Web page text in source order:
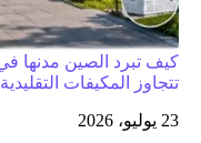
تتجاوز المكيفات التقليدية
23 يوليو، 2026